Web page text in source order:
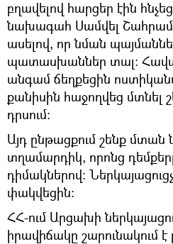
բղավելով հարցեր էին
նախագահ Սամվել
ասելով, որ նման
պատասխաններ տալ։
անգամ ճեղքեցին
քանիսին հաջողվեց մտնել
դրսում։
Այդ ընթացքում շենք
տղամարդիկ, որոնց
դիմակներով։
փակվեցին։
ՀՀ-ում Արցախի
իրավիճակը շարունակում է